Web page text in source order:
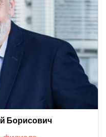
Борисович